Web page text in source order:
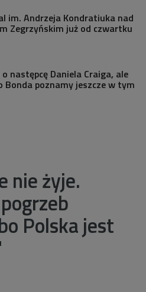
im. Andrzeja Kondratiuka nad
Zegrzyńskim już od czwartku
następcę Daniela Craiga, ale
Bonda poznamy jeszcze w tym
nie żyje.
Polska jest